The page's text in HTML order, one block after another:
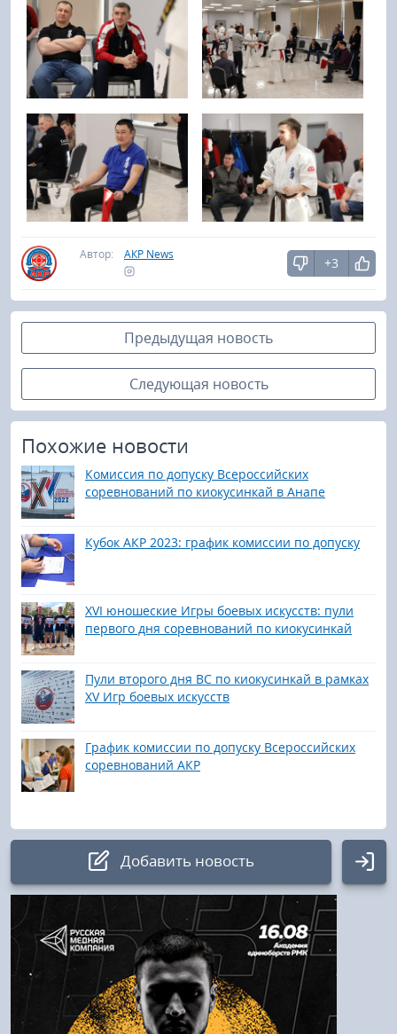
Автор: АКР News
+3
Предыдущая новость
Следующая новость
Похожие новости
Комиссия по допуску Всероссийских
соревнований по киокусинкай в Анапе
Кубок АКР 2023: график комиссии по допуску
XVI юношеские Игры боевых искусств: пули
первого дня соревнований по киокусинкай
Пули второго дня ВС по киокусинкай в рамках
XV Игр боевых искусств
График комиссии по допуску Всероссийских
соревнований АКР
Добавить новость
Авторизация
Логин:
Пароль